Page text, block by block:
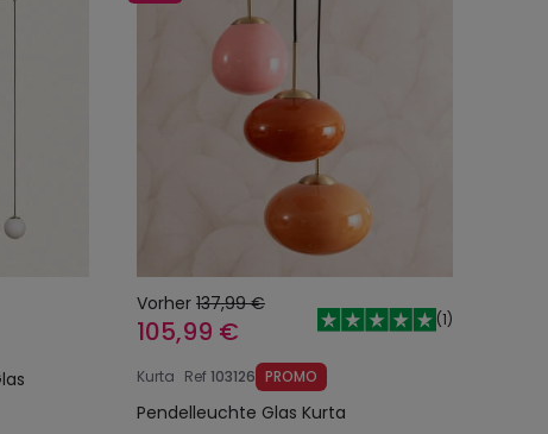
Vorher 137,99 €
105,99 € (1)
Kurta Ref103126 PROMO
Pendelleuchte Glas Kurta